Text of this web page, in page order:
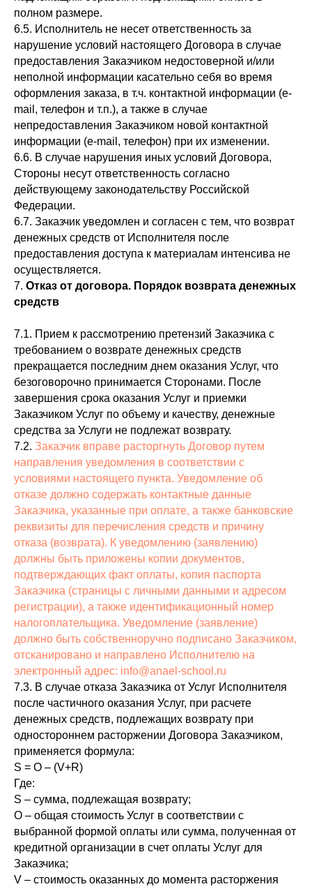
полном размере.
6.5. Исполнитель не несет ответственность за
нарушение условий настоящего Договора в случае
предоставления Заказчиком недостоверной и/или
неполной информации касательно себя во время
оформления заказа, в т.ч. контактной информации (e-
mail, телефон и т.п.), а также в случае
непредоставления Заказчиком новой контактной
информации (e-mail, телефон) при их изменении.
6.6. В случае нарушения иных условий Договора,
Стороны несут ответственность согласно
действующему законодательству Российской
Федерации.
6.7. Заказчик уведомлен и согласен с тем, что возврат
денежных средств от Исполнителя после
предоставления доступа к материалам интенсива не
осуществляется.
7. Отказ от договора. Порядок возврата денежных
средств
7.1. Прием к рассмотрению претензий Заказчика с
требованием о возврате денежных средств
прекращается последним днем оказания Услуг, что
безоговорочно принимается Сторонами. После
завершения срока оказания Услуг и приемки
Заказчиком Услуг по объему и качеству, денежные
средства за Услуги не подлежат возврату.
7.2. Заказчик вправе расторгнуть Договор путем
направления уведомления в соответствии с
условиями настоящего пункта. Уведомление об
отказе должно содержать контактные данные
Заказчика, указанные при оплате, а также банковские
реквизиты для перечисления средств и причину
отказа (возврата). К уведомлению (заявлению)
должны быть приложены копии документов,
подтверждающих факт оплаты, копия паспорта
Заказчика (страницы с личными данными и адресом
регистрации), а также идентификационный номер
налогоплательщика. Уведомление (заявление)
должно быть собственноручно подписано Заказчиком,
отсканировано и направлено Исполнителю на
электронный адрес: info@anael-school.ru
7.3. В случае отказа Заказчика от Услуг Исполнителя
после частичного оказания Услуг, при расчете
денежных средств, подлежащих возврату при
одностороннем расторжении Договора Заказчиком,
применяется формула:
S = O – (V+R)
Где:
S – сумма, подлежащая возврату;
О – общая стоимость Услуг в соответствии с
выбранной формой оплаты или сумма, полученная от
кредитной организации в счет оплаты Услуг для
Заказчика;
V – стоимость оказанных до момента расторжения